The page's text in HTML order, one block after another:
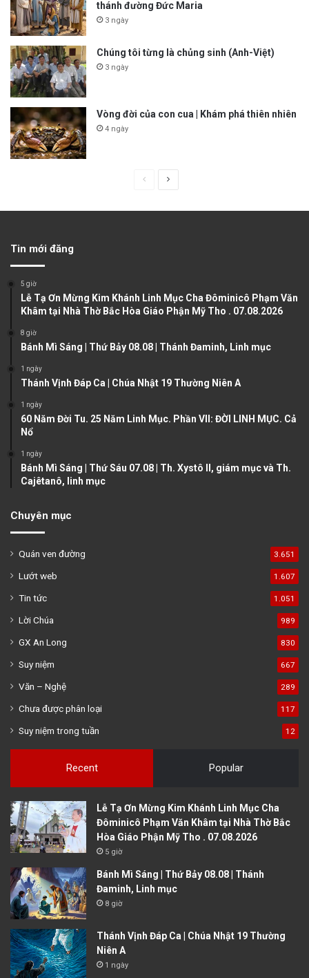
thánh đường Đức Maria
3 ngày
Chúng tôi từng là chủng sinh (Anh-Việt)
3 ngày
Vòng đời của con cua | Khám phá thiên nhiên
4 ngày
u
s
a
g
e
Tin mới đăng
5 giờ
Lễ Tạ Ơn Mừng Kim Khánh Linh Mục Cha Đôminicô Phạm Văn
Khâm tại Nhà Thờ Bắc Hòa Giáo Phận Mỹ Tho . 07.08.2026
8 giờ
Bánh Mì Sáng | Thứ Bảy 08.08 | Thánh Đaminh, Linh mục
1 ngày
Thánh Vịnh Đáp Ca | Chúa Nhật 19 Thường Niên A
1 ngày
60 Năm Đời Tu. 25 Năm Linh Mục. Phần VII: ĐỜI LINH MỤC. Cả
Nổ
1 ngày
Bánh Mì Sáng | Thứ Sáu 07.08 | Th. Xystô II, giám mục và Th.
Cajêtanô, linh mục
Chuyên mục
Quán ven đường 3.651
Lướt web 1.607
Tin tức 1.051
Lời Chúa 989
GX An Long 830
Suy niệm 667
Văn – Nghệ 289
Chưa được phân loại 117
Suy niệm trong tuần 12
Recent Popular
Lễ Tạ Ơn Mừng Kim Khánh Linh Mục Cha
Đôminicô Phạm Văn Khâm tại Nhà Thờ Bắc
Hòa Giáo Phận Mỹ Tho . 07.08.2026
5 giờ
Bánh Mì Sáng | Thứ Bảy 08.08 | Thánh
Đaminh, Linh mục
8 giờ
Thánh Vịnh Đáp Ca | Chúa Nhật 19 Thường
Niên A
1 ngày